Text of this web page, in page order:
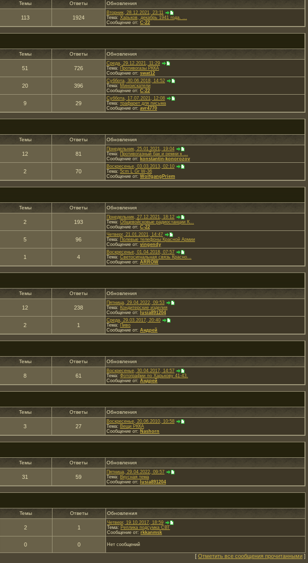
Темы Ответы Обновления
113 1924
Вторник, 28.12.2021, 23:11
Тема: Харьков, декабрь 1941 года. ...
Сообщение от: C-22
Темы Ответы Обновления
51 726
Среда, 29.12.2021, 11:29
Тема: Противогазы РККА
Сообщение от: swat12
20 396
Суббота, 30.06.2018, 14:52
Тема: Миноискатели
Сообщение от: C-22
9 29
Суббота, 17.07.2021, 12:08
Тема: трафарет для письма
Сообщение от: avr4770
Темы Ответы Обновления
12 81
Понедельник, 25.01.2021, 19:04
Тема: Противогазный бак и ремни к ...
Сообщение от: konstantin-konorozov
2 70
Воскресенье, 03.03.2013, 02:10
Тема: 5cm L Gr W-36
Сообщение от: WolfgangPriem
Темы Ответы Обновления
2 193
Понедельник, 27.12.2021, 18:12
Тема: Общевойсковые радиостанции К...
Сообщение от: C-22
5 96
Четверг, 21.01.2021, 14:47
Тема: Полевые телефоны Красной Армии
Сообщение от: vingendy
1 4
Воскресенье, 01.04.2018, 07:57
Тема: Светосигнальная связь Красно...
Сообщение от: ARROW
Темы Ответы Обновления
12 238
Пятница, 29.04.2022, 09:53
Тема: Кондитерские изделия
Сообщение от:
lusia891204
2 1
Среда, 29.03.2017, 20:40
Тема: Пиво
Сообщение от: Андрей
Темы Ответы Обновления
8 61
Воскресенье, 30.04.2017, 14:57
Тема: Фотографии по Харькову 41-43.
Сообщение от: Андрей
Темы Ответы Обновления
3 27
Воскресенье, 20.06.2010, 10:58
Тема: Вещи РККА
Сообщение от: Nashorn
Темы Ответы Обновления
31 59
Пятница, 29.04.2022, 09:57
Тема: Вкусная тема
Сообщение от:
lusia891204
Темы Ответы Обновления
2 1
Четверг, 19.10.2017, 18:59
Тема: Реплика подсумка СВТ
Сообщение от: rkkanmsk
0 0 Нет сообщений
[ Отметить все сообщения прочитанными ]